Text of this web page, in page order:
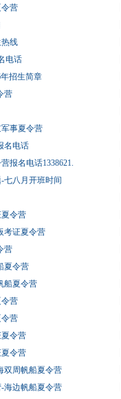
营
热线
电话
招生简章
营
事夏令营
名电话
报名电话1338621.
七八月开班时间
令营
考证夏令营
营
夏令营
船夏令营
营
营
令营
夏令营
双周帆船夏令营
海边帆船夏令营